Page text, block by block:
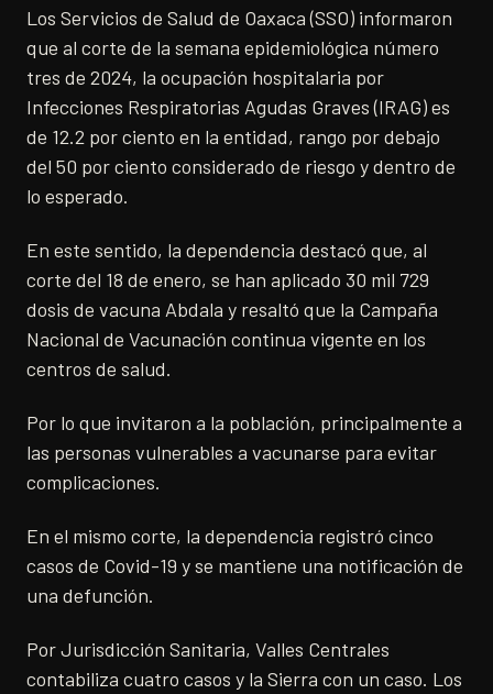
Los Servicios de Salud de Oaxaca (SSO) informaron
que al corte de la semana epidemiológica número
tres de 2024, la ocupación hospitalaria por
Infecciones Respiratorias Agudas Graves (IRAG) es
de 12.2 por ciento en la entidad, rango por debajo
del 50 por ciento considerado de riesgo y dentro de
lo esperado.
En este sentido, la dependencia destacó que, al
corte del 18 de enero, se han aplicado 30 mil 729
dosis de vacuna Abdala y resaltó que la Campaña
Nacional de Vacunación continua vigente en los
centros de salud.
Por lo que invitaron a la población, principalmente a
las personas vulnerables a vacunarse para evitar
complicaciones.
En el mismo corte, la dependencia registró cinco
casos de Covid-19 y se mantiene una notificación de
una defunción.
Por Jurisdicción Sanitaria, Valles Centrales
contabiliza cuatro casos y la Sierra con un caso. Los